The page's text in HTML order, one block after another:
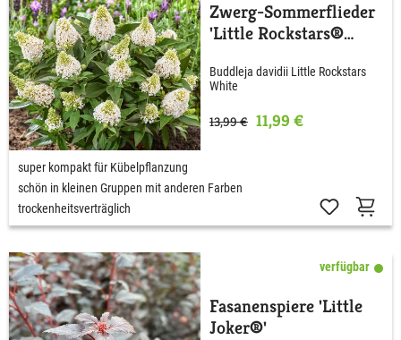
Zwerg-Sommerflieder
'Little Rockstars®
Buddleja davidii Little Rockstars
White
13,99 € 11,99 €
super kompakt für Kübelpflanzung
schön in kleinen Gruppen mit anderen Farben
trockenheitsverträglich
verfügbar
Fasanenspiere 'Little
Joker®'